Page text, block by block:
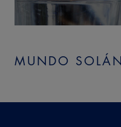
MUNDO SOLÁN